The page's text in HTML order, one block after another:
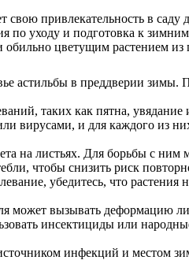
свою привлекательность в саду
по уходу и подготовка к
цветущим растением из
астильбы в преддверии зимы.
таких как пятна,
вирусами, и для каждого из
на листьях. Для борьбы с ним
чтобы снизить риск
убедитесь, что растения
может вызывать деформацию
инсектициды или
инфекций и местом